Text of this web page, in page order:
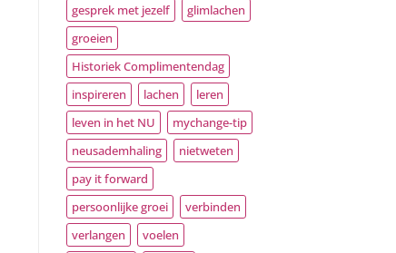
gesprek met jezelf
glimlachen
groeien
Historiek Complimentendag
inspireren
lachen
leren
leven in het NU
mychange-tip
neusademhaling
nietweten
pay it forward
persoonlijke groei
verbinden
verlangen
voelen